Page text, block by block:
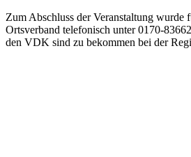
Zum Abschluss der Veranstaltung
Ortsverband telefonisch unter 0170-
den VDK sind zu bekommen bei der